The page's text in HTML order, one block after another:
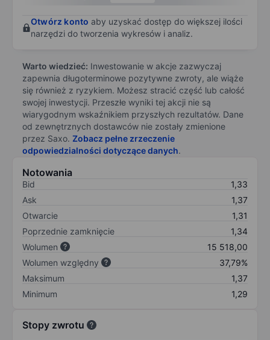
Otwórz konto aby uzyskać dostęp do większej ilości
narzędzi do tworzenia wykresów i analiz.
Warto wiedzieć: Inwestowanie w akcje zazwyczaj
zapewnia długoterminowe pozytywne zwroty, ale wiąże
się również z ryzykiem. Możesz stracić część lub całość
swojej inwestycji. Przeszłe wyniki tej akcji nie są
wiarygodnym wskaźnikiem przyszłych rezultatów. Dane
od zewnętrznych dostawców nie zostały zmienione
przez Saxo. Zobacz pełne zrzeczenie
odpowiedzialności dotyczące danych.
Notowania
Bid
1,33
Ask
1,37
Otwarcie
1,31
Poprzednie zamknięcie
1,34
Wolumen
15 518,00
Wolumen względny
37,79%
Maksimum
1,37
Minimum
1,29
Stopy zwrotu